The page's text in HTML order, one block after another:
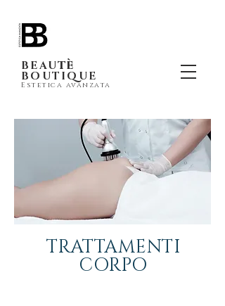
BEAUtè
BOUTIQUE
Estetica avanzata
TRATTAMENTI
CORPO